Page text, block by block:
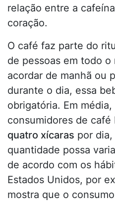
relação entre a
coração.
O café faz parte do
de pessoas em todo o
acordar de manhã ou
durante o dia, essa
obrigatória. Em
consumidores de café
quatro xícaras por dia,
quantidade possa
de acordo com os
Estados Unidos, por
mostra que o